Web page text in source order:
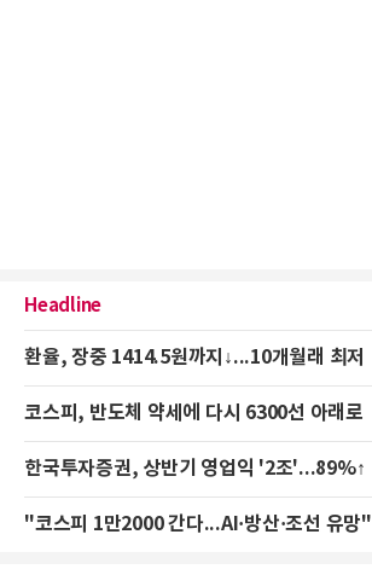
Headline
환율, 장중 1414.5원까지↓...10개월래 최저
코스피, 반도체 약세에 다시 6300선 아래로
한국투자증권, 상반기 영업익 '2조'...89%↑
"코스피 1만2000 간다...AI·방산·조선 유망"